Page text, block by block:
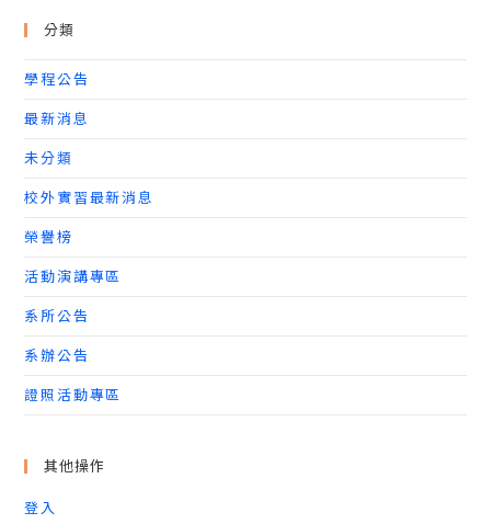
分類
學程公告
最新消息
未分類
校外實習最新消息
榮譽榜
活動演講專區
系所公告
系辦公告
證照活動專區
其他操作
登入